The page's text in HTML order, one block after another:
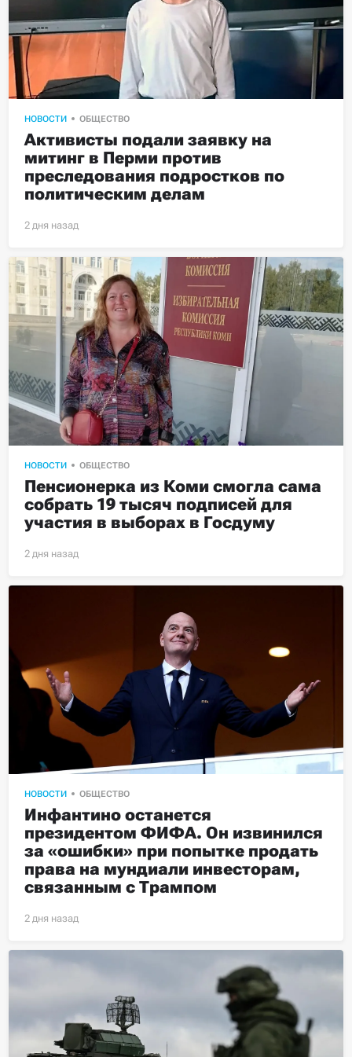
НОВОСТИ ОБЩЕСТВО
Активисты подали заявку на
митинг в Перми против
преследования подростков по
политическим делам
НОВОСТИ ОБЩЕСТВО
Пенсионерка из Коми смогла сама
собрать 19 тысяч подписей для
участия в выборах в Госдуму
НОВОСТИ ОБЩЕСТВО
Инфантино останется
президентом ФИФА. Он извинился
за «ошибки» при попытке продать
права на мундиали инвесторам,
связанным с Трампом